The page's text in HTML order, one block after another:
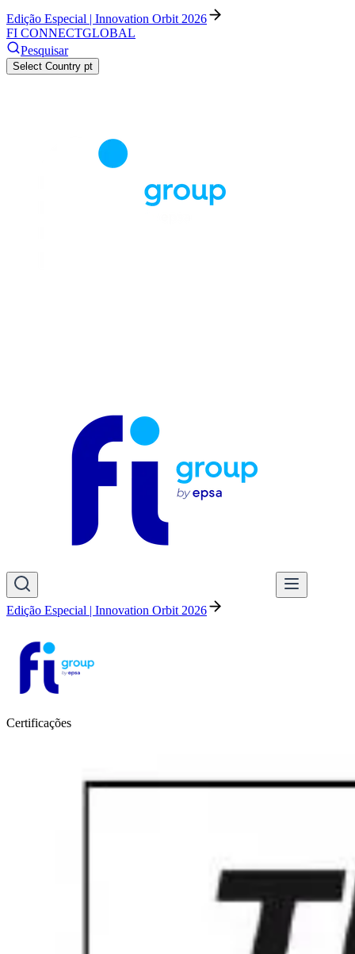
Edição Especial | Innovation Orbit 2026
FI CONNECTGLOBAL
Pesquisar
Select Country pt
Edição Especial | Innovation Orbit 2026
Certificações